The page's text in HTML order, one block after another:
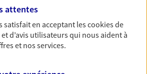
Avec Ma Protection
votre qualité de vie et vos
Accidents de la Vie
UN TARIF EN LIGNE
attentes
satisfait en acceptant lescookiesde
d’avis utilisateurs qui nous aident à
et nos services.